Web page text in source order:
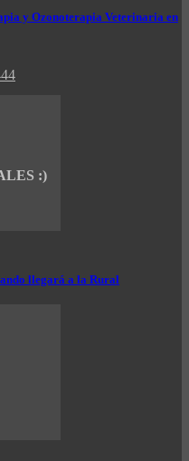
y Ozonoterapia Veterinaria en
llegará a la Rural
:)